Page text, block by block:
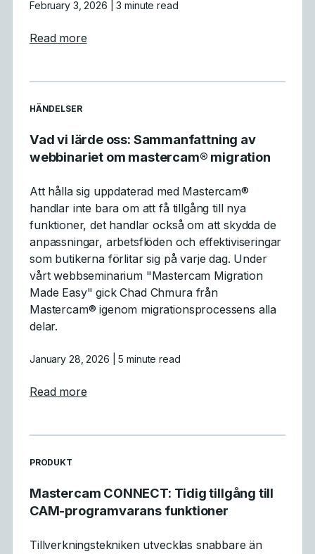
February 3, 2026 | 3 minute read
Read moreabout Varför GPU-simulering är ett
READ MORE ARTICLES ABOUT
HÄNDELSER
Vad vi lärde oss: Sammanfattning av
webbinariet om mastercam® migration
Att hålla sig uppdaterad med Mastercam®
handlar inte bara om att få tillgång till nya
funktioner, det handlar också om att skydda de
anpassningar, arbetsflöden och effektiviseringar
som butikerna förlitar sig på varje dag. Under
vårt webbseminarium "Mastercam Migration
Made Easy" gick Chad Chmura från
Mastercam® igenom migrationsprocessens alla
delar.
January 28, 2026 | 5 minute read
Read moreabout Vad vi lärde oss: Sammanfattning
READ MORE ARTICLES ABOUT
PRODUKT
Mastercam CONNECT: Tidig tillgång till
CAM-programvarans funktioner
Tillverkningstekniken utvecklas snabbare än